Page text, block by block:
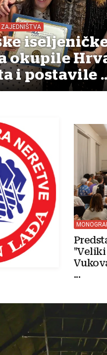
ZAJEDNIŠTVA
okupile
i postavile
...